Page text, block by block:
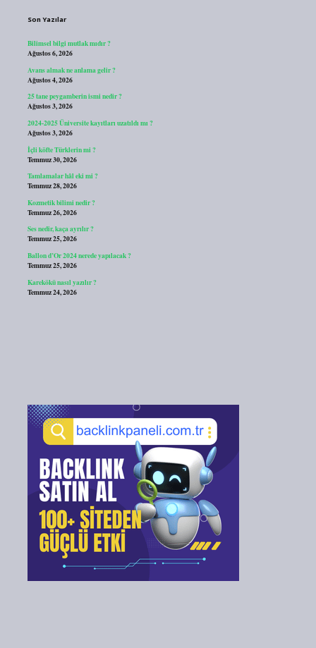
Son Yazılar
Bilimsel bilgi mutlak mıdır ?
Ağustos 6, 2026
Avans almak ne anlama gelir ?
Ağustos 4, 2026
25 tane peygamberin ismi nedir ?
Ağustos 3, 2026
2024-2025 Üniversite kayıtları uzatıldı mı ?
Ağustos 3, 2026
İçli köfte Türklerin mi ?
Temmuz 30, 2026
Tamlamalar hâl eki mi ?
Temmuz 28, 2026
Kozmetik bilimi nedir ?
Temmuz 26, 2026
Ses nedir, kaça ayrılır ?
Temmuz 25, 2026
Ballon d’Or 2024 nerede yapılacak ?
Temmuz 25, 2026
Karekökü nasıl yazılır ?
Temmuz 24, 2026